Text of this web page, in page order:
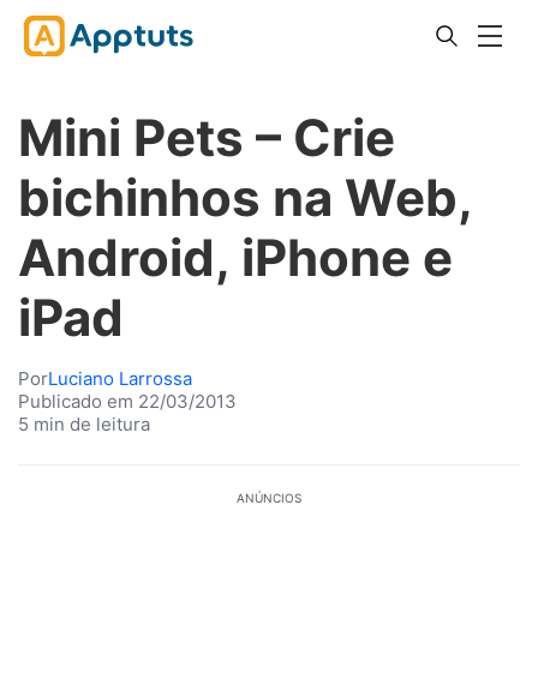
Mini Pets – Crie
bichinhos na Web,
Android, iPhone e
iPad
PorLuciano Larrossa
Publicado em 22/03/2013
5 min de leitura
ANÚNCIOS